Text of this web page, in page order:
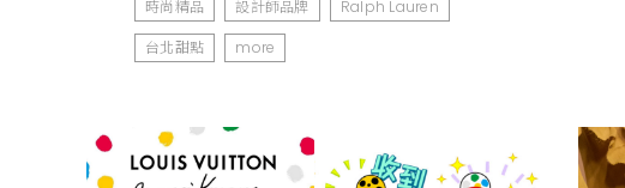
時尚精品 設計師品牌
Ralph Lauren
台北甜點
more